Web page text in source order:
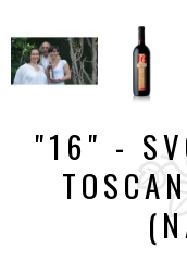
"16" -